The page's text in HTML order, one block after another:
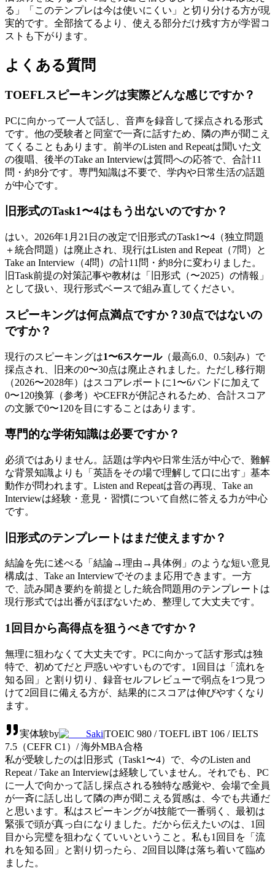
る」「このテンプレは今は使いにくい」と切り分ける方が現
実的です。全部捨てるより、使える部分だけ残す方が学習コ
ストも下がります。
よくある質問
TOEFLスピーキングは実際どんな感じですか？
PCに向かって一人で話し、音声を録音して採点される形式
です。他の受験者と同室で一斉に話すため、隣の声が聞こえ
てくることもあります。前半のListen and Repeatは聞いた文
の復唱、後半のTake an Interviewは質問への応答で、合計11
問・約8分です。専門知識は不要で、学内や日常生活の話題
が中心です。
旧形式のTask1〜4はもう出ないのですか？
はい。2026年1月21日の改定で旧形式のTask1〜4（独立問題
＋統合問題）は廃止され、現行はListen and Repeat（7問）と
Take an Interview（4問）の計11問・約8分に変わりました。
旧Task前提の対策記事や教材は「旧形式（〜2025）の情報」
として扱い、現行形式ベースで組み直してください。
スピーキングは何点満点ですか？30点ではないの
ですか？
現行のスピーキングは1〜6スケール（最高6.0、0.5刻み）で
採点され、旧来の0〜30点は廃止されました。ただし移行期
（2026〜2028年）はスコアレポートに1〜6バンドに加えて
0〜120換算（参考）やCEFRが併記されるため、合計スコア
の文脈で0〜120を目にすることはあります。
専門的な学術知識は必要ですか？
必須ではありません。話題は学内や日常生活が中心で、難解
な背景知識よりも「英語をその場で理解して口に出す」基本
動作が問われます。Listen and Repeatは音の再現、Take an
Interviewは経験・意見・習慣について自然に答える力が中心
です。
旧形式のテンプレートはまだ使えますか？
結論を先に述べる「結論→理由→具体例」のような短い意見
構成は、Take an Interviewでそのまま応用できます。一方
で、読み聞き要約を前提とした統合問題用のテンプレートは
現行形式では出番がほぼないため、整理して大丈夫です。
1回目から高得点を狙うべきですか？
無理に狙わなくて大丈夫です。PCに向かって話す形式は独
特で、初めてだと戸惑いやすいものです。1回目は「流れを
知る回」と割り切り、録音セルフレビューで弱点を1つ見つ
けて2回目に備える方が、結果的にスコアは伸びやすくなり
ます。
実体験by Saki|TOEIC 980 / TOEFL iBT 106 / IELTS
7.5（CEFR C1）/ 海外MBA合格
私が受験したのは旧形式（Task1〜4）で、今のListen and
Repeat / Take an Interviewは経験していません。それでも、PC
に一人で向かって話し採点される独特な感覚や、会場で全員
が一斉に話し出して隣の声が聞こえる質感は、今でも共通だ
と思います。私はスピーキングが4技能で一番弱く、最初は
緊張で頭が真っ白になりました。だから伝えたいのは、1回
目から完璧を狙わなくていいということ。私も1回目を「流
れを知る回」と割り切ったら、2回目以降は落ち着いて臨め
ました。